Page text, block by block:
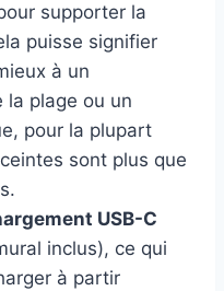
supporter la
puisse signifier
à un
la plage ou un
pour la plupart
sont plus que
USB-C
inclus), ce qui
à partir